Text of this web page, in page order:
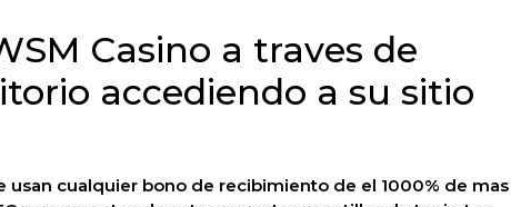
Casino a traves de
accediendo a su sitio
cualquier bono de recibimiento de el 1000% de mas